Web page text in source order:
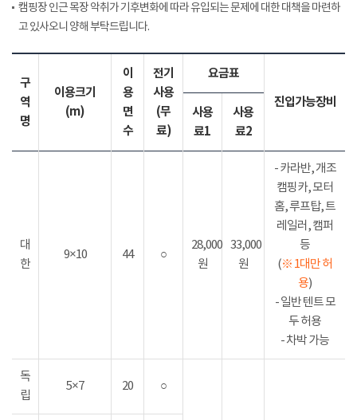
캠핑장 인근 목장 악취가 기후변화에 따라 유입되는 문제에 대한 대책을 마련하
고 있사오니 양해 부탁드립니다.
구
역
명
이용크기
(m)
이
용
면
수
전기
사용
(무
료)
요금표
진입가능장비
사용
료1
사용
료2
대
한
9×10 44 ○
28,000
원
33,000
원
- 카라반, 개조
캠핑카, 모터
홈, 루프탑, 트
레일러, 캠퍼
등
(※ 1대만 허
용)
- 일반 텐트 모
두 허용
- 차박 가능
독
립
5×7 20 ○